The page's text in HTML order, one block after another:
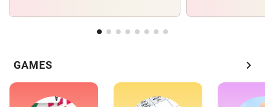
GAMES chevron_right